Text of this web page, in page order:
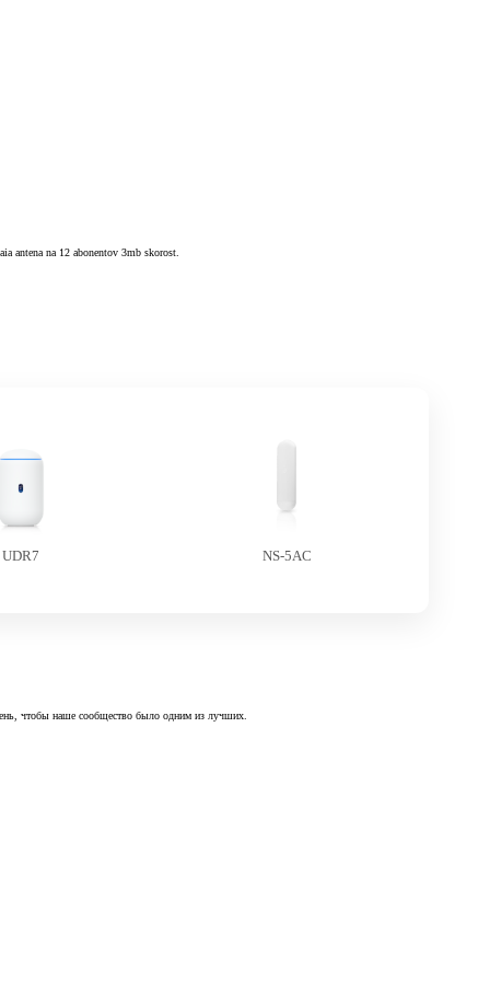
antena na 12 abonentov 3mb skorost.
UDR7 NS-5AC
чтобы наше сообщество было одним из лучших.